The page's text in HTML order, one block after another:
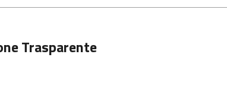
Trasparente